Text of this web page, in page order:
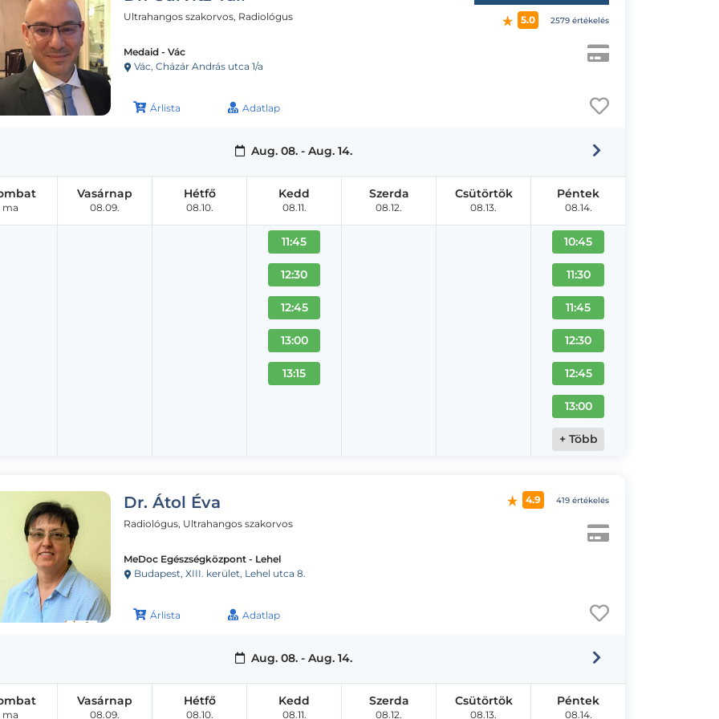
Ultrahangos szakorvos, Radiológus
Medaid - Vác
Vác, Cházár András utca 1/a
Árlista Adatlap
5.0 2579 értékelés
Aug. 08. - Aug. 14.
ma
Vasárnap
08.09.
Hétfő
08.10.
Kedd
08.11.
11:45
12:30
12:45
13:00
13:15
Szerda
08.12.
Csütörtök
08.13.
Péntek
08.14.
10:45
11:30
11:45
12:30
12:45
13:00
+ Több
Dr. Átol Éva
Radiológus, Ultrahangos szakorvos
MeDoc Egészségközpont - Lehel
Budapest, XIII. kerület, Lehel utca 8.
Árlista Adatlap
4.9 419 értékelés
Aug. 08. - Aug. 14.
ma
Vasárnap
08.09.
Hétfő
08.10.
Kedd
08.11.
Szerda
08.12.
Csütörtök
08.13.
Péntek
08.14.